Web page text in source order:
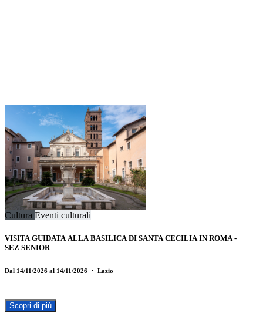
Cultura Eventi culturali
VISITA GUIDATA ALLA BASILICA DI SANTA CECILIA IN ROMA -
SEZ SENIOR
Dal 14/11/2026 al 14/11/2026 ・ Lazio
Scopri di più